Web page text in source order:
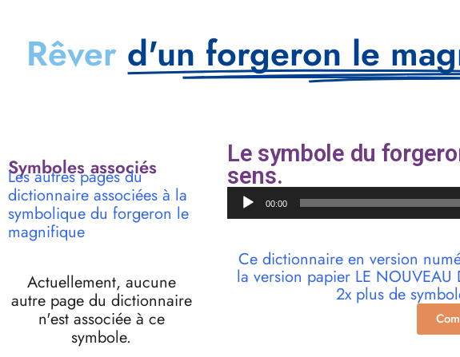
Rêver d'un forgeron le
Symboles associés
Les autres pages du
dictionnaire associées à la
symbolique du forgeron le
magnifique
Actuellement, aucune
autre page du dictionnaire
n'est associée à ce
symbole.
Le symbole du
sens.
Lecteur
audio00:00
Ce dictionnaire en version
la version papier LE NOUVEAU
2x plus de